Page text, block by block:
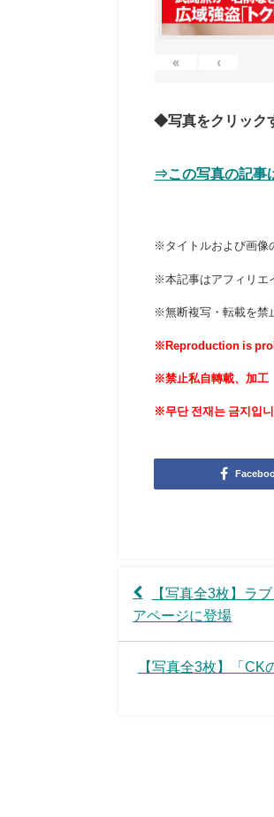
« ‹
◆写真をクリック
⇒この写真の記事
※タイトルおよび画像
※本記事はアフィリエ
※無断複写・転載を禁
※Reproduction is
※禁止私自轉載、加工
※무단 전재는 금지입
【写真全3枚】ラ
アページに登場
【写真全3枚】「